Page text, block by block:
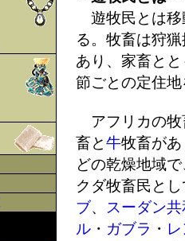
遊牧民とは移
る。牧畜は狩
あり、家畜と
節ごとの定住
アフリカの牧
畜と牛牧畜が
どの乾燥地域
クダ牧畜民と
ブ、
スーダン
ル・ ガブラ ・